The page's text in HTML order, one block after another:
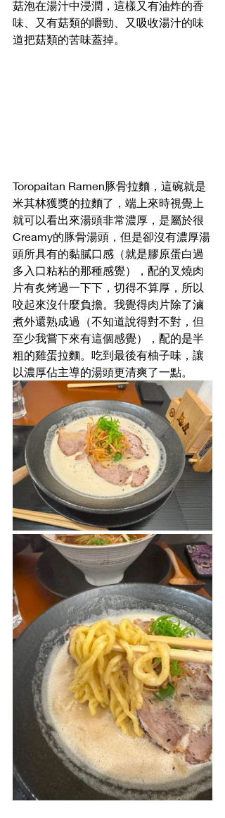
菇泡在湯汁中浸潤，這樣又有油炸的香
味、又有菇類的嚼勁、又吸收湯汁的味
道把菇類的苦味蓋掉。
Toropaitan Ramen豚骨拉麵，這碗就是
米其林獲獎的拉麵了，端上來時視覺上
就可以看出來湯頭非常濃厚，是屬於很
Creamy的豚骨湯頭，但是卻沒有濃厚湯
頭所具有的黏膩口感（就是膠原蛋白過
多入口粘粘的那種感覺），配的叉燒肉
片有炙烤過一下下，切得不算厚，所以
咬起來沒什麼負擔。我覺得肉片除了滷
煮外還熟成過（不知道說得對不對，但
至少我嘗下來有這個感覺），配的是半
粗的雞蛋拉麵。吃到最後有柚子味，讓
以濃厚佔主導的湯頭更清爽了一點。